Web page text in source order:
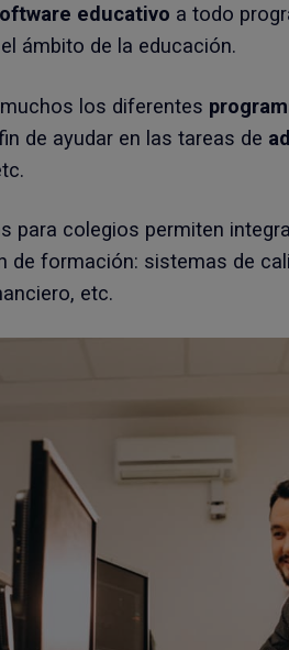
educativo a todo
ámbito de la educación.
los diferentes
de ayudar en las tareas de
para colegios permiten
de formación: sistemas de
etc.